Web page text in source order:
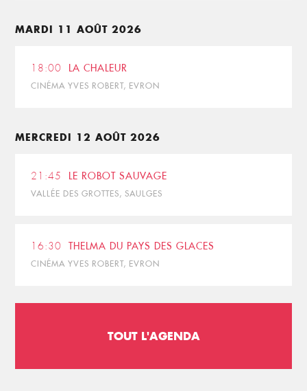
MARDI 11 AOÛT 2026
18:00 LA CHALEUR
CINÉMA YVES ROBERT, EVRON
MERCREDI 12 AOÛT 2026
21:45 LE ROBOT SAUVAGE
VALLÉE DES GROTTES, SAULGES
16:30 THELMA DU PAYS DES GLACES
CINÉMA YVES ROBERT, EVRON
TOUT L'AGENDA